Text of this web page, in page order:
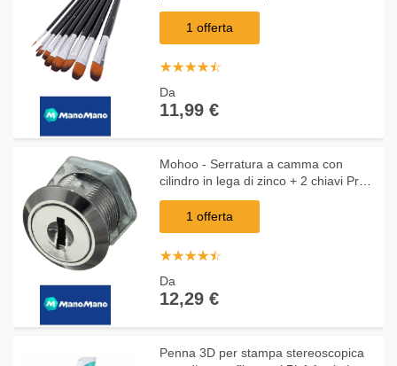
legno artisti Acrilico Gouache Materiali
Acquerello Arte
1 offerta
☆☆☆☆☆
★★★★★
Da
11,99 €
Mohoo - Serratura a camma con
cilindro in lega di zinco + 2 chiavi Pr
Cartello per cassetta delle lettere
1 offerta
☆☆☆☆☆
★★★★★
Da
12,29 €
Penna 3D per stampa stereoscopica